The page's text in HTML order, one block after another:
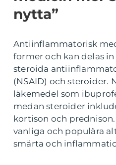
nytta”
Antiinflammatorisk
former och kan delas
steroida
(NSAID) och steroider.
läkemedel som
medan steroider
kortison och
vanliga och populära
smärta och